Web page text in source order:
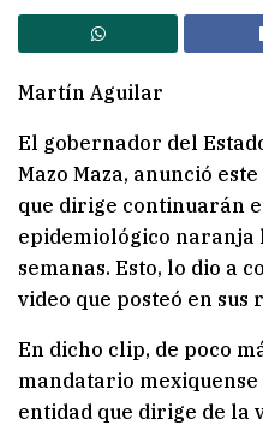
Martín Aguilar
El gobernador del
Mazo Maza, anunció
que dirige continuarán
epidemiológico naranja
semanas. Esto, lo dio a
video que posteó en sus
En dicho clip, de poco
mandatario
entidad que dirige de la